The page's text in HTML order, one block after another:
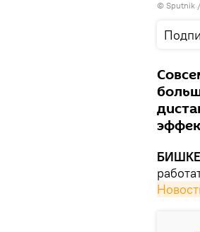
© Sputnik